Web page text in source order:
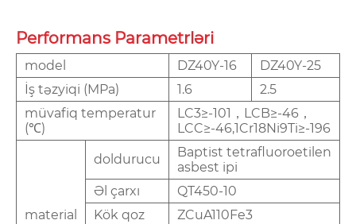
Performans Parametrləri
model DZ40Y-16
DZ40Y-25
İş təzyiqi (MPa)
1.6
2.5
müvafiq temperatur
(℃)
LC3≥-101，LCB≥-46，
LCC≥-46,1Cr18Ni9Ti≥-196
material
doldurucu
Baptist tetrafluoroetilen
asbest ipi
Əl çarxı
QT450-10
Kök qoz
ZCuA110Fe3